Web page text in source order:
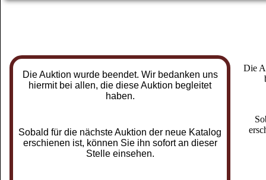
Die Auktion wurde beendet. Wir bedanken uns
hiermit bei allen, die diese Auktion begleitet
haben.
Sobald für die nächste Auktion der neue Katalog
erschienen ist, können Sie ihn sofort an dieser
Stelle einsehen.
Die